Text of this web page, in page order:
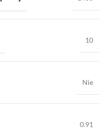
10
Nie
0.91